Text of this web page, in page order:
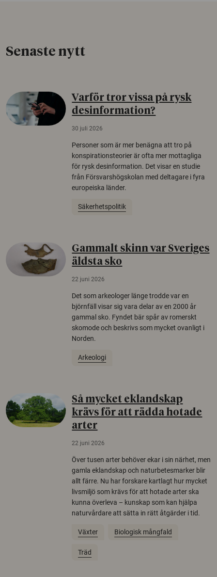
Senaste nytt
Varför tror vissa på rysk
desinformation?
30 juli 2026
Personer som är mer benägna att tro på
konspirationsteorier är ofta mer mottagliga
för rysk desinformation. Det visar en studie
från Försvarshögskolan med deltagare i fyra
europeiska länder.
Säkerhetspolitik
Gammalt skinn var Sveriges
äldsta sko
22 juni 2026
Det som arkeologer länge trodde var en
björnfäll visar sig vara delar av en 2000 år
gammal sko. Fyndet bär spår av romerskt
skomode och beskrivs som mycket ovanligt i
Norden.
Arkeologi
Så mycket eklandskap
krävs för att rädda hotade
arter
22 juni 2026
Över tusen arter behöver ekar i sin närhet, men
gamla eklandskap och naturbetesmarker blir
allt färre. Nu har forskare kartlagt hur mycket
livsmiljö som krävs för att hotade arter ska
kunna överleva – kunskap som kan hjälpa
naturvårdare att sätta in rätt åtgärder i tid.
Växter Biologisk mångfald
Träd